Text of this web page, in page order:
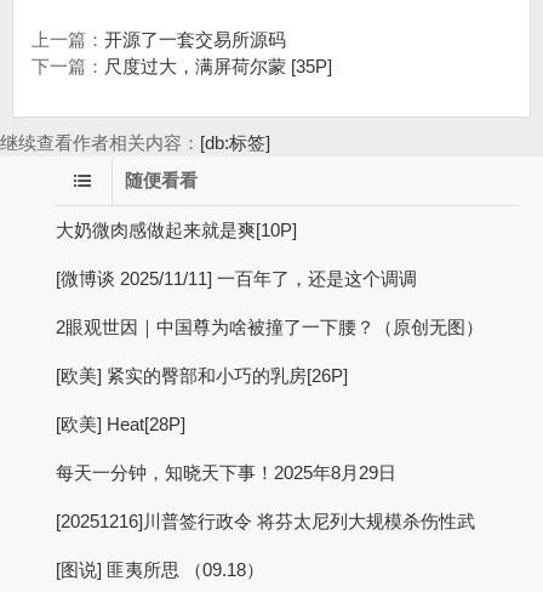
上一篇： 开源了一套交易所源码
下一篇： 尺度过大，满屏荷尔蒙 [35P]
继续查看作者相关内容： [db:标签]
随便看看
大奶微肉感做起来就是爽[10P]
[微博谈 2025/11/11] 一百年了，还是这个调调
2眼观世因｜中国尊为啥被撞了一下腰？（原创无图）
[欧美] 紧实的臀部和小巧的乳房[26P]
[欧美] Heat[28P]
每天一分钟，知晓天下事！2025年8月29日
[20251216]川普签行政令 将芬太尼列大规模杀伤性武
[图说] 匪夷所思 （09.18）